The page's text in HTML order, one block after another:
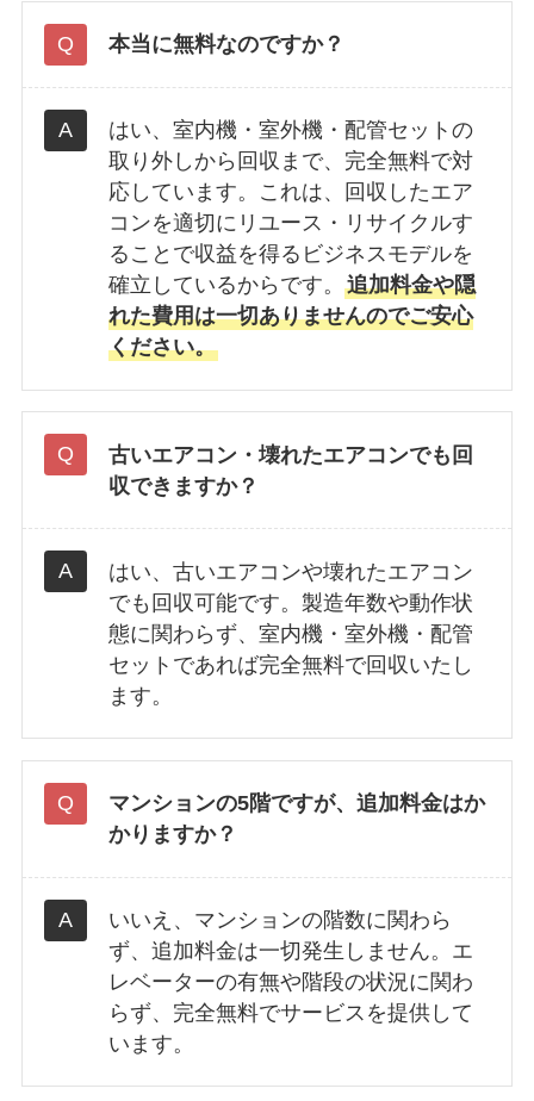
本当に無料なのですか？
はい、室内機・室外機・配管セットの
取り外しから回収まで、完全無料で対
応しています。これは、回収したエア
コンを適切にリユース・リサイクルす
ることで収益を得るビジネスモデルを
確立しているからです。 追加料金や隠
れた費用は一切ありませんのでご安心
ください。
古いエアコン・壊れたエアコンでも回
収できますか？
はい、古いエアコンや壊れたエアコン
でも回収可能です。製造年数や動作状
態に関わらず、室内機・室外機・配管
セットであれば完全無料で回収いたし
ます。
マンションの5階ですが、追加料金はか
かりますか？
いいえ、マンションの階数に関わら
ず、追加料金は一切発生しません。エ
レベーターの有無や階段の状況に関わ
らず、完全無料でサービスを提供して
います。